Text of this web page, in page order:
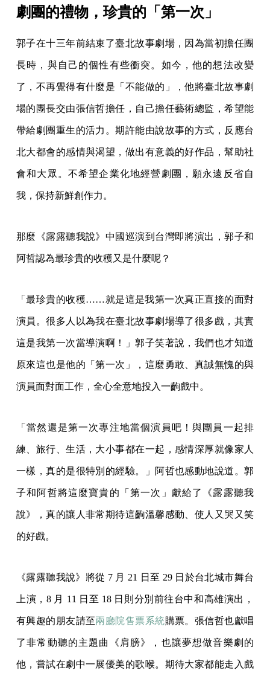
劇團的禮物，珍貴的「第一次」
郭子在十三年前結束了臺北故事劇場，因為當初擔任團
長時，與自己的個性有些衝突。如今，他的想法改變
了，不再覺得有什麼是「不能做的」，他將臺北故事劇
場的團長交由張信哲擔任，自己擔任藝術總監，希望能
帶給劇團重生的活力。期許能由說故事的方式，反應台
北大都會的感情與渴望，做出有意義的好作品，幫助社
會和大眾。不希望企業化地經營劇團，願永遠反省自
我，保持新鮮創作力。
那麼《露露聽我說》中國巡演到台灣即將演出，郭子和
阿哲認為最珍貴的收穫又是什麼呢？
「最珍貴的收穫……就是這是我第一次真正直接的面對
演員。很多人以為我在臺北故事劇場導了很多戲，其實
這是我第一次當導演啊！」郭子笑著說，我們也才知道
原來這也是他的「第一次」，這麼勇敢、真誠無愧的與
演員面對面工作，全心全意地投入一齣戲中。
「當然還是第一次專注地當個演員吧！與團員一起排
練、旅行、生活，大小事都在一起，感情深厚就像家人
一樣，真的是很特別的經驗。」阿哲也感動地說道。郭
子和阿哲將這麼寶貴的「第一次」獻給了《露露聽我
說》，真的讓人非常期待這齣溫馨感動、使人又哭又笑
的好戲。
《露露聽我說》將從 7 月 21 日至 29 日於台北城市舞台
上演，8 月 11 日至 18 日則分別前往台中和高雄演出，
有興趣的朋友請至兩廳院售票系統購票。張信哲也獻唱
了非常動聽的主題曲《肩膀》，也讓夢想做音樂劇的
他，嘗試在劇中一展優美的歌喉。期待大家都能走入戲